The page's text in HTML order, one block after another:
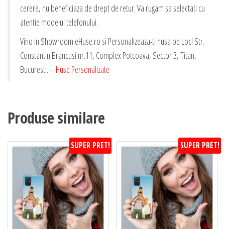
cerere, nu beneficiaza de drept de retur. Va rugam sa selectati cu
atentie modelul telefonului.
Vino in Showroom eHuse.ro si Personalizeaza-ti husa pe Loc! Str.
Constantin Brancusi nr.11, Complex Potcoava, Sector 3, Titan,
Bucuresti. – Huse Personalizate
Produse similare
SUPER PRET! SUPER PRET!